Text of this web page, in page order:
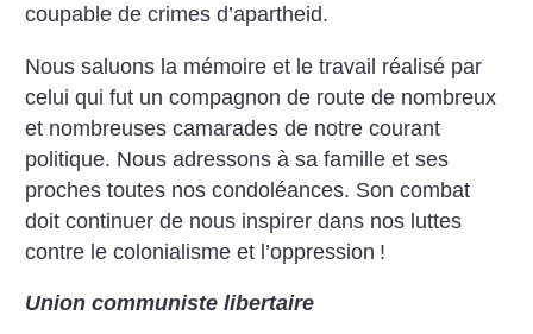
coupable de crimes d’apartheid.
Nous saluons la mémoire et le travail réalisé par
celui qui fut un compagnon de route de nombreux
et nombreuses camarades de notre courant
politique. Nous adressons à sa famille et ses
proches toutes nos condoléances. Son combat
doit continuer de nous inspirer dans nos luttes
contre le colonialisme et l’oppression !
Union communiste libertaire